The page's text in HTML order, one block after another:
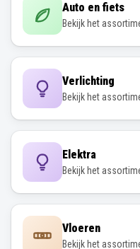
Auto en fiets
Bekijk het
Verlichting
Bekijk het
Elektra
Bekijk het
Vloeren
Bekijk het